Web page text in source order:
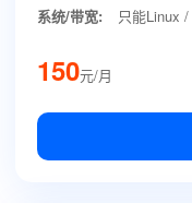
系统/带宽:
只能Linux
150元/月